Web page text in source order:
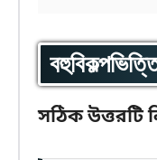
সঠিক উত্তরটি